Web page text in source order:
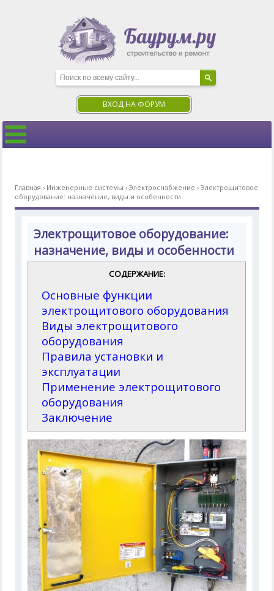
ВХОД НА ФОРУМ
Главная › Инженерные системы ›Электроснабжение ›Электрощитовое
оборудование: назначение, виды и особенности
Электрощитовое оборудование:
назначение, виды и особенности
СОДЕРЖАНИЕ:
Основные функции
электрощитового оборудования
Виды электрощитового
оборудования
Правила установки и
эксплуатации
Применение электрощитового
оборудования
Заключение